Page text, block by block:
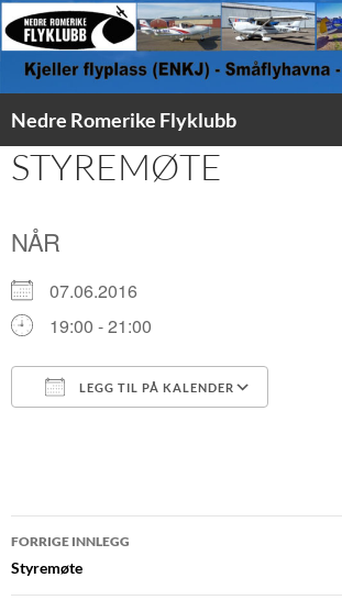
Nedre Romerike Flyklubb
TIL
INNHOLD
STYREMØTE
NÅR
07.06.2016
19:00 - 21:00
LEGG TIL PÅ KALENDER
Innleggsnavigasjon
FORRIGE INNLEGG
Styremøte